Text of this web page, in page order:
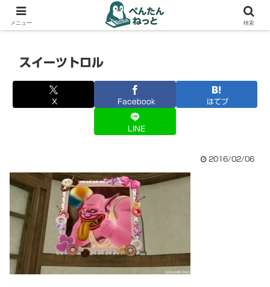
PCやガジェットの備忘録
スイーツトロル
X Facebook はてブ
LINE
2016/02/06
メニュー 検索